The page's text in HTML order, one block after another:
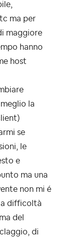
ma per
maggiore
hanno
host
la
se
le
e
ma una
non mi é
difficoltà
del
di